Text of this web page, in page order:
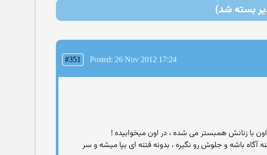
#351 Posted: 26 Nov 2012 17:24
با زنانش همبستر می شده ، در اون میخوابیده !
باشه و جلوش رو نگیره ، بدونه فتنه ای بپا میشه و سر